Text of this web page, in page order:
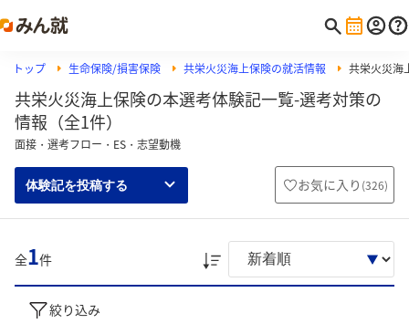
トップ 生命保険/損害保険 共栄火災海上保険の就活情報 共栄火災海
共栄火災海上保険の本選考体験記一覧-選考対策の
情報（全1件）
面接・選考フロー・ES・志望動機
体験記を投稿する お気に入り (326)
全1件
絞り込み